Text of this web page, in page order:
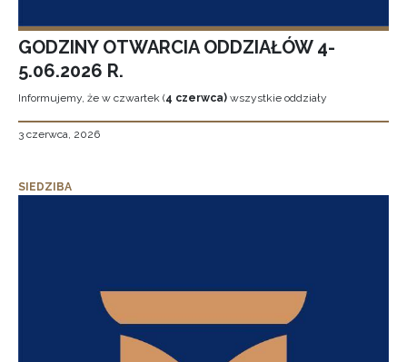
GODZINY OTWARCIA ODDZIAŁÓW 4-
5.06.2026 R.
Informujemy, że w czwartek (4 czerwca) wszystkie oddziały
3 czerwca, 2026
SIEDZIBA